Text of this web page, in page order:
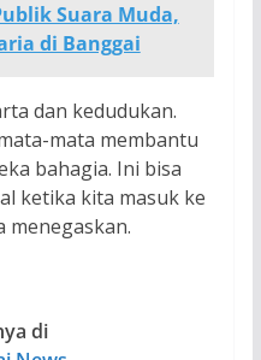
Suara Muda,
di Banggai
dan kedudukan.
mata membantu
bahagia. Ini bisa
ketika kita masuk ke
menegaskan.
di